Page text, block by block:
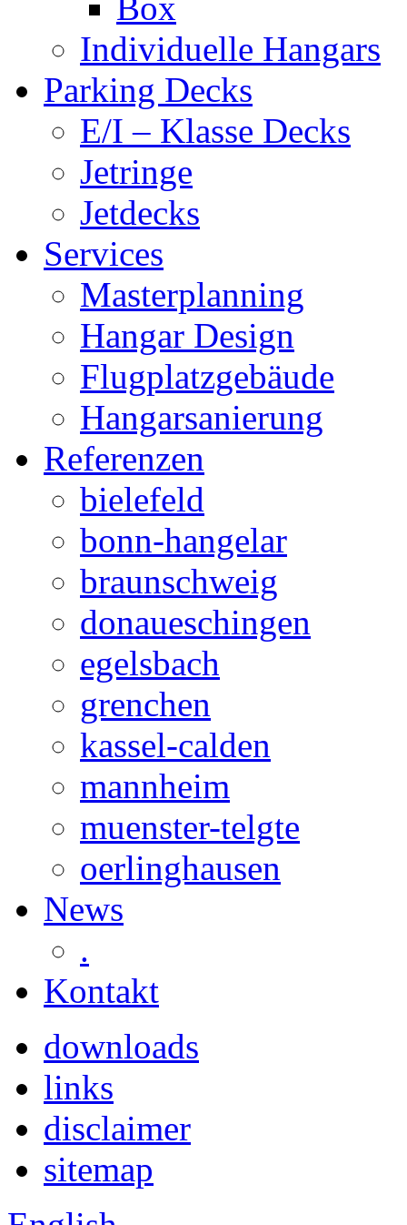
Individuelle Hangars
Parking Decks
E/I – Klasse Decks
Jetringe
Jetdecks
Services
Masterplanning
Hangar Design
Flugplatzgebäude
Hangarsanierung
Referenzen
bielefeld
bonn-hangelar
braunschweig
donaueschingen
egelsbach
grenchen
kassel-calden
mannheim
muenster-telgte
oerlinghausen
News
.
Kontakt
downloads
links
disclaimer
sitemap